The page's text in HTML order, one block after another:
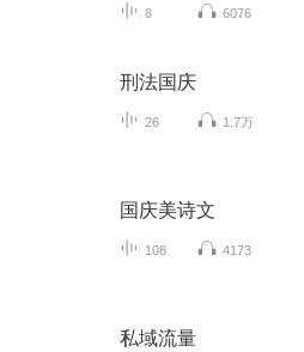
8 6076
刑法国庆
26 1.7万
国庆美诗文
108 4173
私域流量